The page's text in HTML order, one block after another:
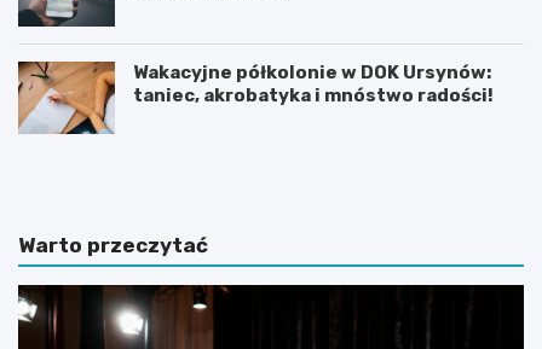
Wakacyjne półkolonie w DOK Ursynów:
taniec, akrobatyka i mnóstwo radości!
P
d
y
p
l
T
s
B
r
i
Warto przeczytać